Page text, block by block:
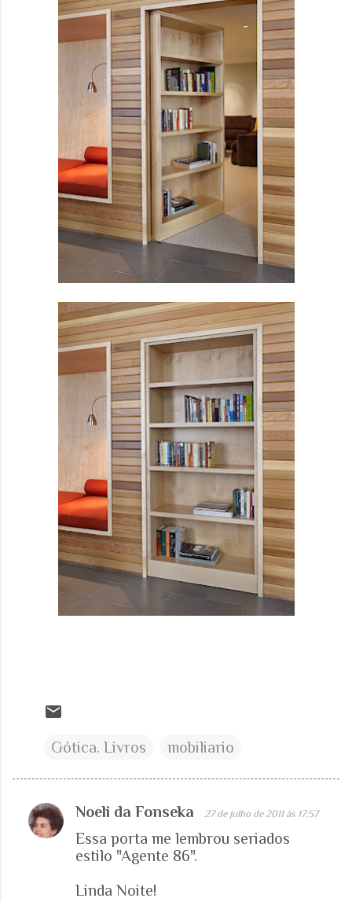
Gótica. Livros mobiliario
C
Noeli da Fonseka 27 de julho de 2011 às 17:57
Essa porta me lembrou seriados
estilo "Agente 86".
Linda Noite!